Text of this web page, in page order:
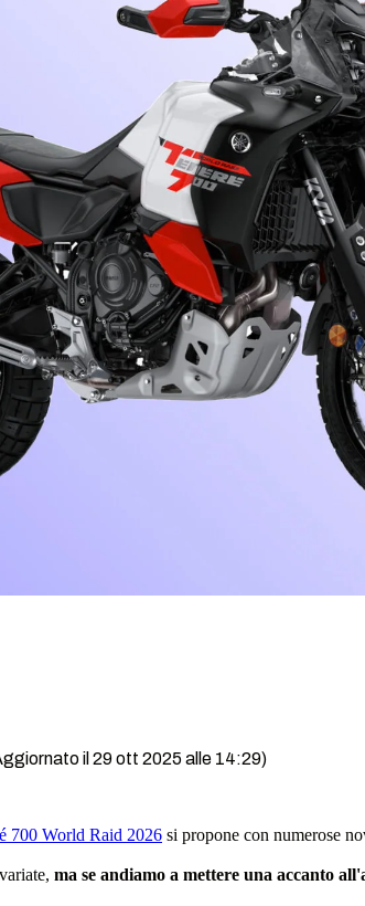
il 29 ott 2025 alle 14:29)
700 World Raid 2026 si propone con numerose
ma se andiamo a mettere una accanto